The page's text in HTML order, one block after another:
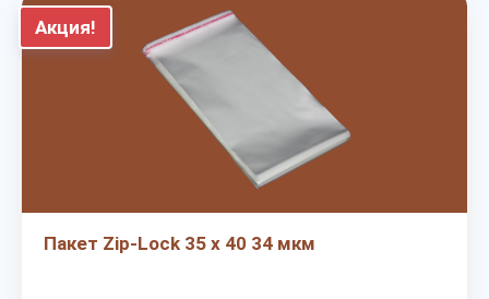
Акция!
Пакет Zip-Lock 35 х 40 34 мкм